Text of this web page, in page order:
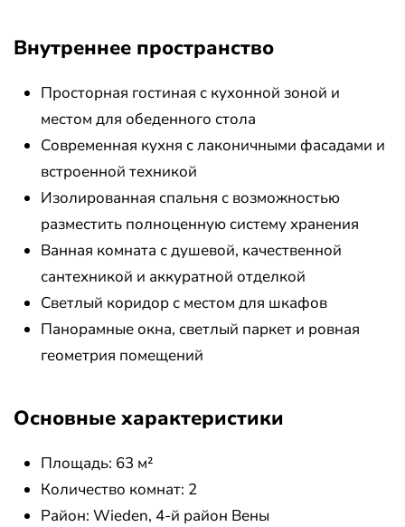
Внутреннее пространство
Просторная гостиная с кухонной зоной и
местом для обеденного стола
Современная кухня с лаконичными фасадами и
встроенной техникой
Изолированная спальня с возможностью
разместить полноценную систему хранения
Ванная комната с душевой, качественной
сантехникой и аккуратной отделкой
Светлый коридор с местом для шкафов
Панорамные окна, светлый паркет и ровная
геометрия помещений
Основные характеристики
Площадь: 63 м²
Количество комнат: 2
Район: Wieden, 4-й район Вены